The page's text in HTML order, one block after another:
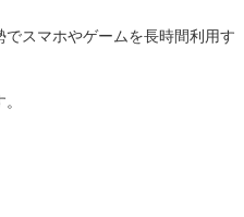
スマホやゲームを長時間利用す